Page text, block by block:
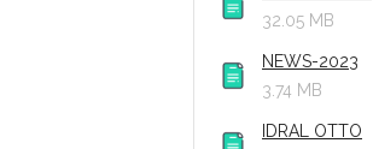
32.05 MB
NEWS-2023
3.74 MB
IDRAL OTTO